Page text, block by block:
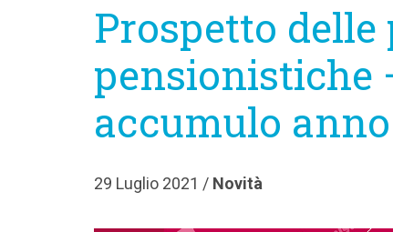
Prospetto
pensionistiche
accumulo
29 Luglio 2021 / Novità